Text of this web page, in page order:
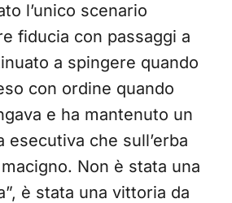
l’unico scenario
fiducia con passaggi a
a spingere quando
con ordine quando
e ha mantenuto un
esecutiva che sull’erba
Non è stata una
è stata una vittoria da